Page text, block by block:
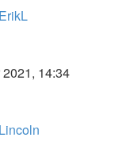
ErikL
14:34
Lincoln